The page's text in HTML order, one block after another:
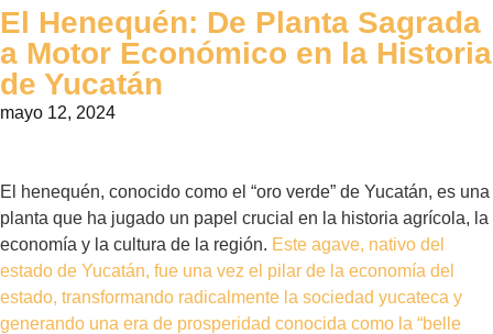
El Henequén: De Planta Sagrada
a Motor Económico en la Historia
de Yucatán
mayo 12, 2024
El henequén, conocido como el “oro verde” de Yucatán, es una
planta que ha jugado un papel crucial en la historia agrícola, la
economía y la cultura de la región. Este agave, nativo del
estado de Yucatán, fue una vez el pilar de la economía del
estado, transformando radicalmente la sociedad yucateca y
generando una era de prosperidad conocida como la “belle